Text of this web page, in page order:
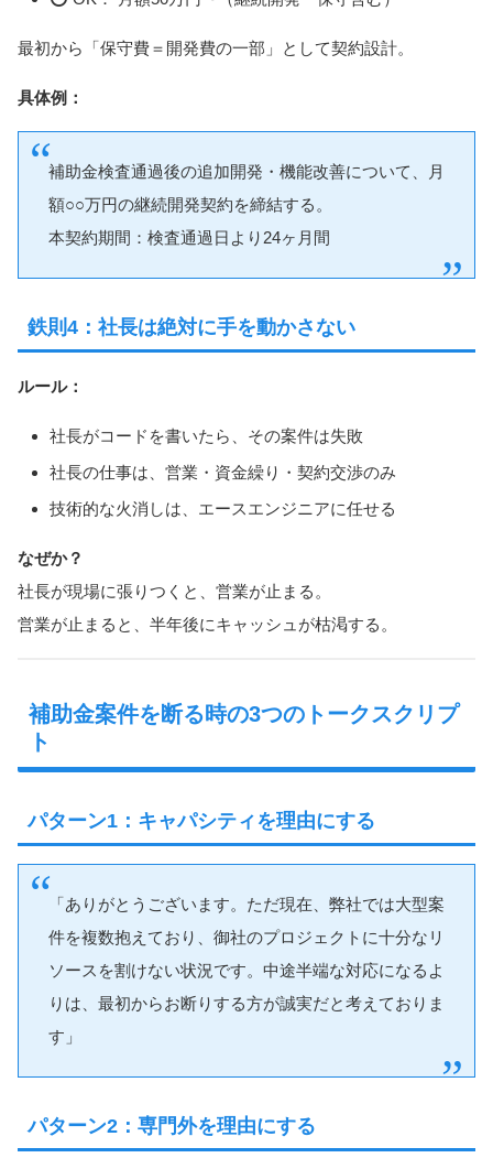
最初から「保守費＝開発費の一部」として契約設計。
具体例：
補助金検査通過後の追加開発・機能改善について、月
額○○万円の継続開発契約を締結する。
本契約期間：検査通過日より24ヶ月間
鉄則4：社長は絶対に手を動かさない
ルール：
社長がコードを書いたら、その案件は失敗
社長の仕事は、営業・資金繰り・契約交渉のみ
技術的な火消しは、エースエンジニアに任せる
なぜか？
社長が現場に張りつくと、営業が止まる。
営業が止まると、半年後にキャッシュが枯渇する。
補助金案件を断る時の3つのトークスクリプ
ト
パターン1：キャパシティを理由にする
「ありがとうございます。ただ現在、弊社では大型案
件を複数抱えており、御社のプロジェクトに十分なリ
ソースを割けない状況です。中途半端な対応になるよ
りは、最初からお断りする方が誠実だと考えておりま
す」
パターン2：専門外を理由にする